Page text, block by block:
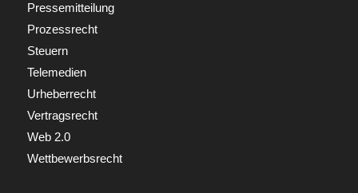
Pressemitteilung
Prozessrecht
Steuern
Telemedien
Urheberrecht
Vertragsrecht
Web 2.0
Wettbewerbsrecht